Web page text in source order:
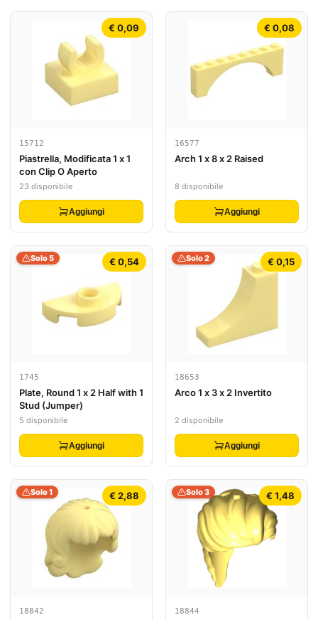
€ 0,09
15712
Piastrella, Modificata 1 x 1
con Clip O Aperto
23 disponibile
Aggiungi
€ 0,08
16577
Arch 1 x 8 x 2 Raised
8 disponibile
Aggiungi
€ 0,54
Solo 5
1745
Plate, Round 1 x 2 Half with 1
Stud (Jumper)
5 disponibile
Aggiungi
€ 0,15
Solo 2
18653
Arco 1 x 3 x 2 Invertito
2 disponibile
Aggiungi
€ 2,88
Solo 1
18842
€ 1,48
Solo 3
18844